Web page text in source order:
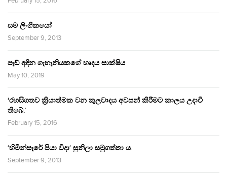
සම ලිංගිකයෝ
September 9, 2013
පෑඩ් අඳින ගැහැනියකගේ හෘදය සාක්ෂිය
May 10, 2019
‘රහසිගතව ක්‍රියාත්මක වන කුලවාදය අවසන් කිරීමට කාලය උදාවී
තිබේ.’
February 15, 2016
‘හිමින්සැරේ පියා විදා‘ සුනිලා සමුගත්තා ය.
September 9, 2013